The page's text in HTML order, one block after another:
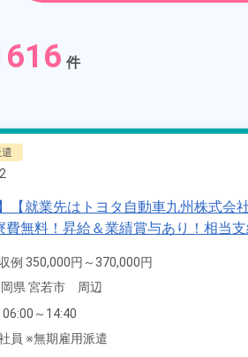
選択してください
事
件
【就業先はトヨタ自動車九州株式会
費無料！昇給＆業績賞与あり！相当
未経験歓迎♪昇給＆業績賞与など各
20代～30代の男女活躍中！格安食
例 350,000円～370,000円
255,000円～255,000円
県 宮若市　周辺
06:00～14:40
16:00～00:40
16:30～01:10
員 ※無期雇用派遣